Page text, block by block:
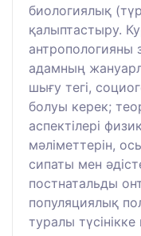
биологиялық
қалыптастыру.
антропологияны
адамның
шығу тегі,
болуы керек;
аспектілері
мәліметтерін,
сипаты мен
постнатальды
популяциялық
туралы